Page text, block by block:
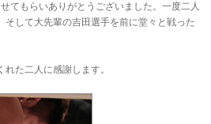
てもらいありがとうございました。一度二人
して大先輩の吉田選手を前に堂々と戦った
た二人に感謝します。